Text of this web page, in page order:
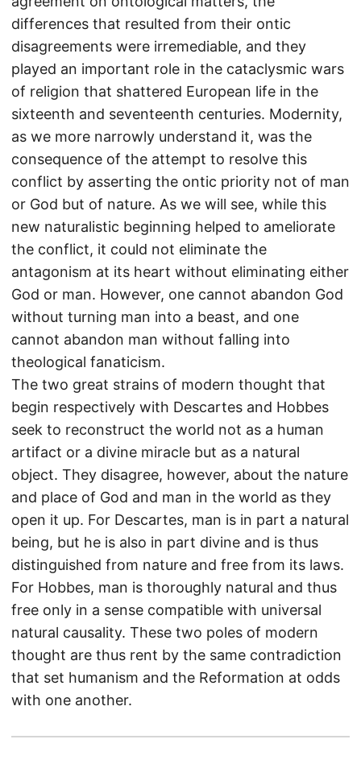
differences that resulted from their ontic
disagreements were irremediable, and they
played an important role in the cataclysmic wars
of religion that shattered European life in the
sixteenth and seventeenth centuries. Modernity,
as we more narrowly understand it, was the
consequence of the attempt to resolve this
conflict by asserting the ontic priority not of man
or God but of nature. As we will see, while this
new naturalistic beginning helped to ameliorate
the conflict, it could not eliminate the
antagonism at its heart without eliminating either
God or man. However, one cannot abandon God
without turning man into a beast, and one
cannot abandon man without falling into
theological fanaticism.
The two great strains of modern thought that
begin respectively with Descartes and Hobbes
seek to reconstruct the world not as a human
artifact or a divine miracle but as a natural
object. They disagree, however, about the nature
and place of God and man in the world as they
open it up. For Descartes, man is in part a natural
being, but he is also in part divine and is thus
distinguished from nature and free from its laws.
For Hobbes, man is thoroughly natural and thus
free only in a sense compatible with universal
natural causality. These two poles of modern
thought are thus rent by the same contradiction
that set humanism and the Reformation at odds
with one another.